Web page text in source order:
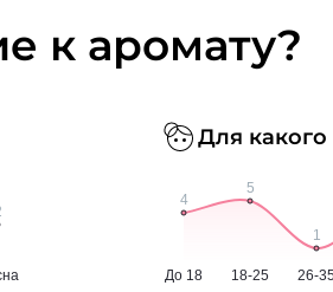
к аромату?
Для какого